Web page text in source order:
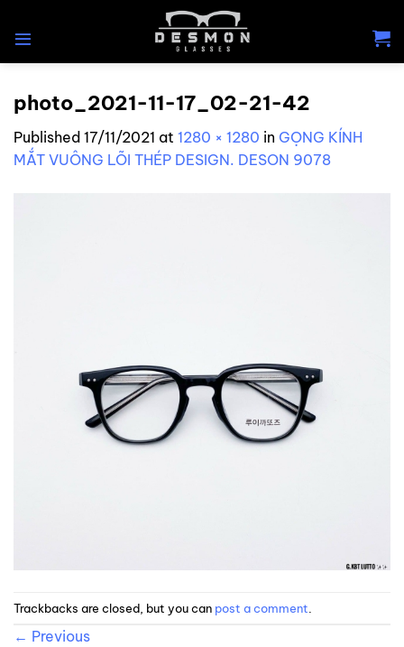
photo_2021-11-17_02-21-42
Published 17/11/2021 at 1280 × 1280 in GỌNG KÍNH
MẮT VUÔNG LÕI THÉP DESIGN. DESON 9078
Trackbacks are closed, but you can post a comment
← Previous